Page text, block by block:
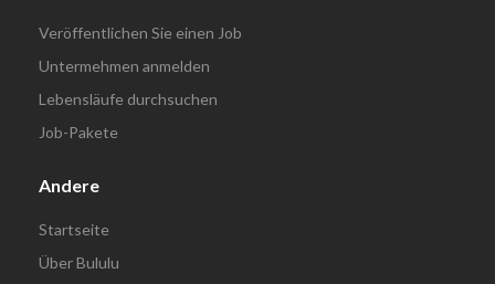
Veröffentlichen Sie einen Job
Untermehmen anmelden
Lebensläufe durchsuchen
Job-Pakete
Andere
Startseite
Über Bululu